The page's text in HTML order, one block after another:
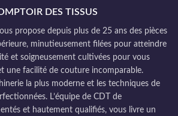
DES TISSUS
propose depuis plus de 25 ans des pièces
minutieusement filées pour atteindre
et soigneusement cultivées pour vous
une facilité de couture incomparable.
la plus moderne et les techniques de
L’équipe de CDT de
et hautement qualifiés, vous livre un